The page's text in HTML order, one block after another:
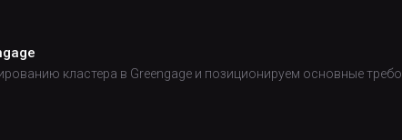
кластера в Greengage и позиционируем основные